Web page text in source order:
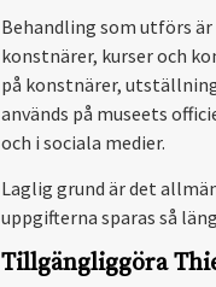
Behandling som utförs
konstnärer, kurser och
på konstnärer,
används på museets
och i sociala medier.
Laglig grund är det
uppgifterna sparas så
Tillgängliggöra